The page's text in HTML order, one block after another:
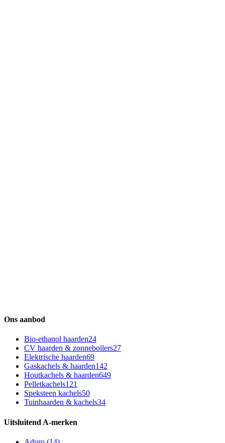
Ons aanbod
Bio-ethanol haarden24
CV haarden & zonneboilers27
Elektrische haarden69
Gaskachels & haarden142
Houtkachels & haarden649
Pelletkachels121
Speksteen kachels50
Tuinhaarden & kachels34
Uitsluitend A-merken